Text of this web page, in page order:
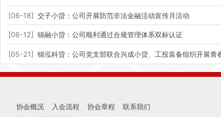
[06-18] 交子小贷：公司开展防范非法金融活动宣传月活动
[06-12] 锦融小贷：公司顺利通过合规管理体系双标认证
[05-21] 锦泓科贷：公司党支部联合兴成小贷、工投装备组织开展青
协会概况 入会流程 协会章程
联系我们